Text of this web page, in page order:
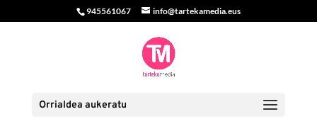
945561067 info@tartekamedia.eus
Orrialdea aukeratu